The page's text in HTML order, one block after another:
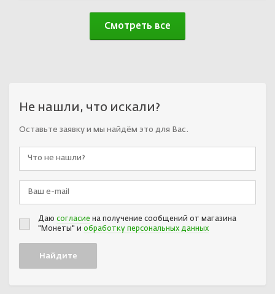
Смотреть все
Не нашли, что искали?
Оставьте заявку и мы найдём это для Вас.
Даю согласие на получение сообщений от магазина
"Монеты" и обработку персональных данных